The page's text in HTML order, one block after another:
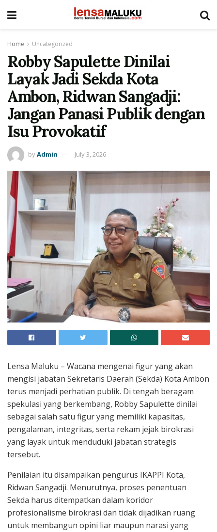
Home Uncategorized
Robby Sapulette Dinilai
Layak Jadi Sekda Kota
Ambon, Ridwan Sangadji:
Jangan Panasi Publik dengan
Isu Provokatif
byAdmin July 3, 2026
Lensa Maluku – Wacana mengenai figur yang akan
mengisi jabatan Sekretaris Daerah (Sekda) Kota Ambon
terus menjadi perhatian publik. Di tengah beragam
spekulasi yang berkembang, Robby Sapulette dinilai
sebagai salah satu figur yang memiliki kapasitas,
pengalaman, integritas, serta rekam jejak birokrasi
yang layak untuk menduduki jabatan strategis
tersebut.
Penilaian itu disampaikan pengurus IKAPPI Kota,
Ridwan Sangadji. Menurutnya, proses penentuan
Sekda harus ditempatkan dalam koridor
profesionalisme birokrasi dan tidak dijadikan ruang
untuk membangun opini liar maupun narasi yang